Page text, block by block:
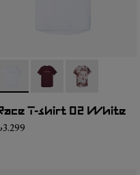
- NC2TS1M-004
- NC2TS1M-003
- NC2TS1M-
T-shirt 02 White